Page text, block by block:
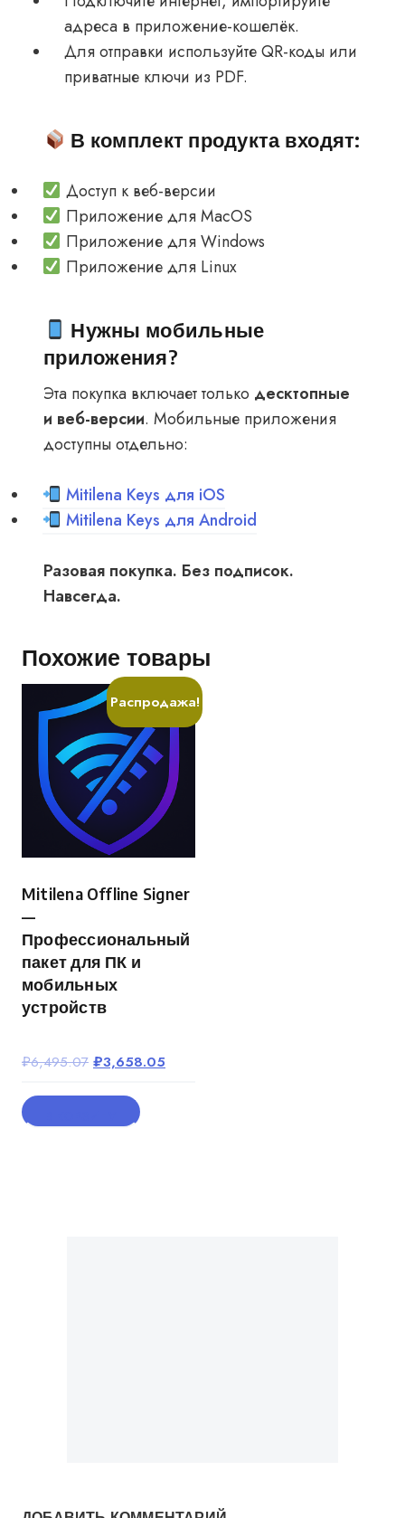
адреса в приложение-кошелёк.
Для отправки используйте QR-коды или
приватные ключи из PDF.
В комплект продукта входят:
Доступ к веб-версии
Приложение для MacOS
Приложение для Windows
Приложение для Linux
Нужны мобильные
приложения?
Эта покупка включает только десктопные
и веб-версии. Мобильные приложения
доступны отдельно:
Mitilena Keys для iOS
Mitilena Keys для Android
Разовая покупка. Без подписок.
Навсегда.
Похожие товары
Распродажа!
Mitilena Offline Signer
—
Профессиональный
пакет для ПК и
мобильных
устройств
₽6,495.07 Первоначальная
составляла
₽6,495.07.
₽3,658.05